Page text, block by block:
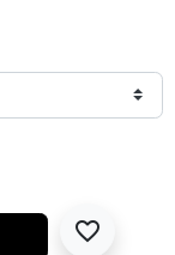
favorite_border